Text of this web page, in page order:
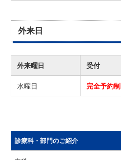
外来日
外来曜日 受付
水曜日 完全予約制
診療科・部門のご紹介